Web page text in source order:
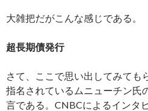
大雑把だがこんな感じである。
超長期債発行
さて、ここで思い出してみても
指名されているムニューチン氏
言である。CNBCによるインタ